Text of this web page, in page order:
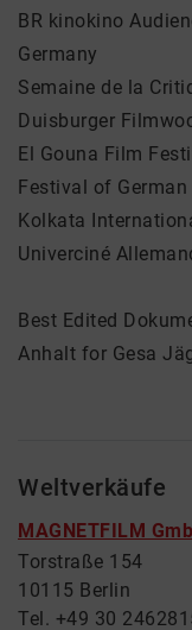
BR kinokino
Germany
Semaine de la
Duisburger
El Gouna Film
Festival of
Kolkata
Univerciné
Best Edited
Anhalt for Gesa
Weltverkäufe
MAGNETFILM
Torstraße 154
10115 Berlin
Tel. +49 30